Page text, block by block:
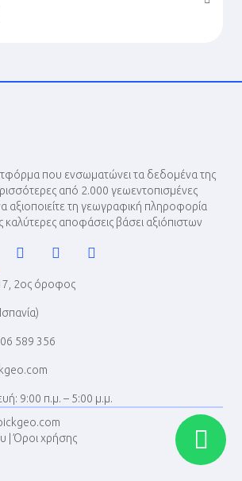
που ενσωματώνει τα δεδομένα της
από 2.000 γεωεντοπισμένες
αξιοποιείτε τη γεωγραφική πληροφορία
καλύτερες αποφάσεις βάσει αξιόπιστων
2ος όροφος
589 356
9:00 π.μ. – 5:00 μ.μ.
|Όροι χρήσης